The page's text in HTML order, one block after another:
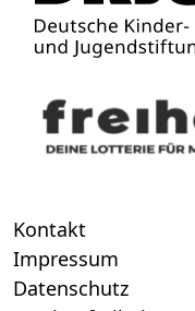
Kontakt
Impressum
Datenschutz